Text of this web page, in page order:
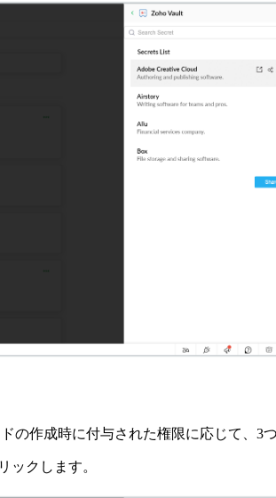
作成時に付与された権限に応じて、3
ックします。